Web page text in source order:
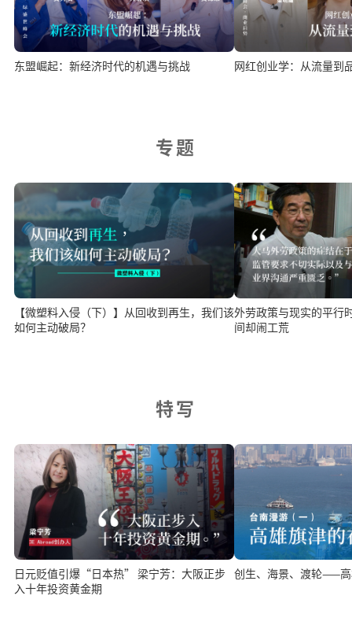
东盟崛起：新经济时代的机遇与挑战 网红创业学：从流量到
专题
【微塑料入侵（下）】从回收到再生，我们该
如何主动破局？
外劳政策与现实的平行
间却闹工荒
特写
日元贬值引爆“日本热” 梁宁芳：大阪正步
入十年投资黄金期
创生、海景、渡轮——